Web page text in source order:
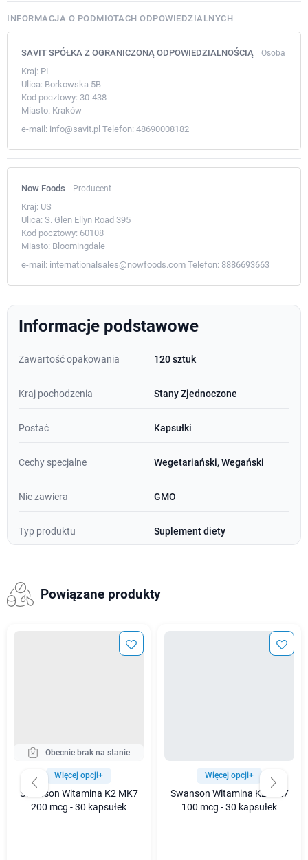
INFORMACJA O PODMIOTACH ODPOWIEDZIALNYCH
SAVIT SPÓŁKA Z OGRANICZONĄ ODPOWIEDZIALNOŚCIĄ Osoba
Kraj: PL
Ulica: Borkowska 5B
Kod pocztowy: 30-438
Miasto: Kraków
e-mail: info@savit.pl Telefon: 48690008182
Now Foods Producent
Kraj: US
Ulica: S. Glen Ellyn Road 395
Kod pocztowy: 60108
Miasto: Bloomingdale
e-mail: internationalsales@nowfoods.com Telefon: 8886693663
Informacje podstawowe
Zawartość opakowania 120 sztuk
Kraj pochodzenia Stany Zjednoczone
Postać Kapsułki
Cechy specjalne Wegetariański, Wegański
Nie zawiera GMO
Typ produktu Suplement diety
Powiązane produkty
Obecnie brak na stanie
Więcej opcji+
Swanson Witamina K2 MK7
200 mcg - 30 kapsułek
Więcej opcji+
Swanson Witamina K2 MK7
100 mcg - 30 kapsułek